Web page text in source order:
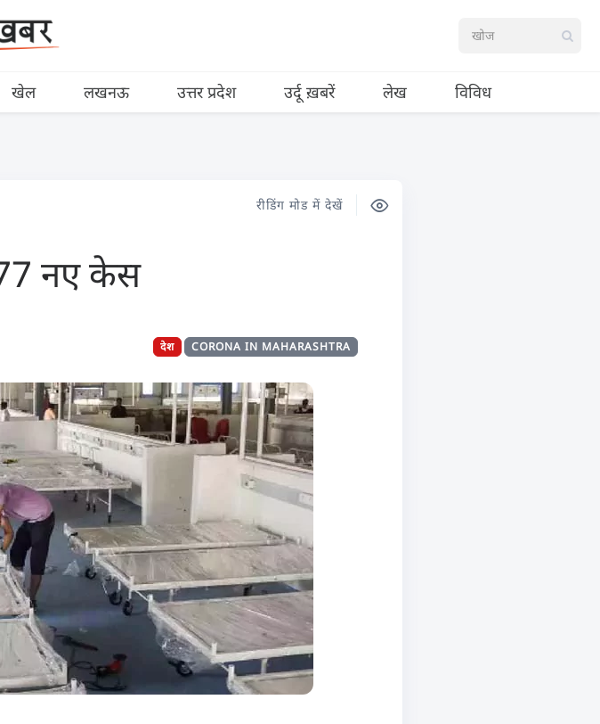
खेल लखनऊ उत्तर प्रदेश उर्दू ख़बरें लेख विविध
रीडिंग मोड में देखें
नए केस
CORONA IN MAHARASHTRA
देश